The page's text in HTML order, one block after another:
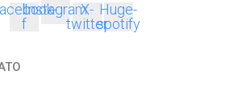
f
InstagramX-
twitter
Huge-
spotify